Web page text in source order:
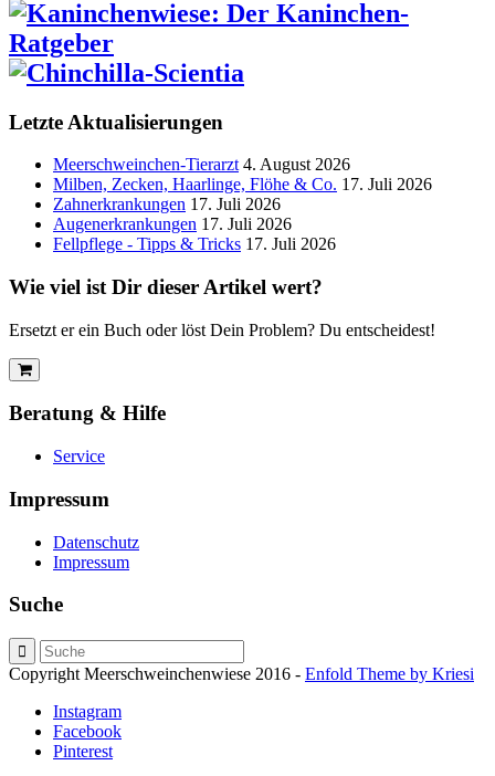
Letzte Aktualisierungen
Meerschweinchen-Tierarzt 4. August 2026
Milben, Zecken, Haarlinge, Flöhe & Co. 17. Juli 2026
Zahnerkrankungen 17. Juli 2026
Augenerkrankungen 17. Juli 2026
Fellpflege - Tipps & Tricks 17. Juli 2026
Wie viel ist Dir dieser Artikel wert?
Ersetzt er ein Buch oder löst Dein Problem? Du entscheidest!
Beratung & Hilfe
Service
Impressum
Datenschutz
Impressum
Suche
Copyright Meerschweinchenwiese 2016 - Enfold Theme by Kriesi
Instagram
Facebook
Pinterest